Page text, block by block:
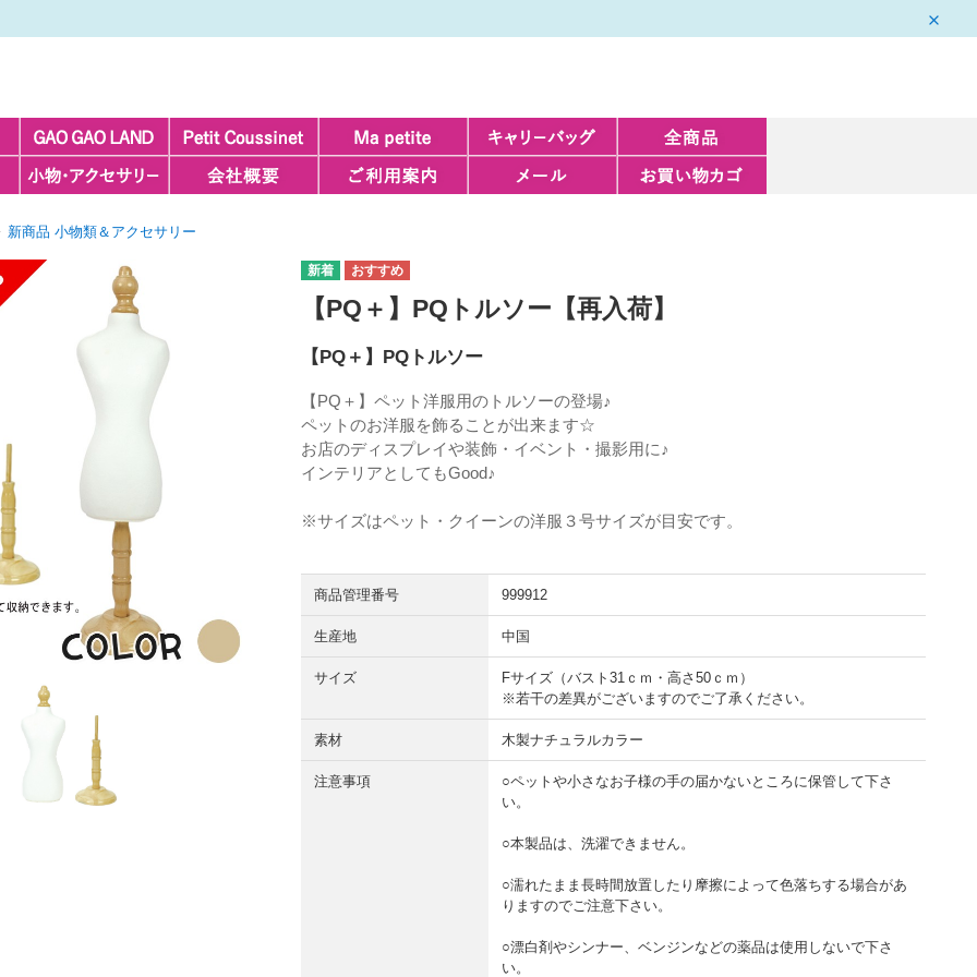
新商品 小物類＆アクセサリー
【PQ＋】PQトルソー【再入荷】
【PQ＋】PQトルソー
【PQ＋】ペット洋服用のトルソーの登場♪
ペットのお洋服を飾ることが出来ます☆
お店のディスプレイや装飾・イベント・撮影用に♪
インテリアとしてもGood♪
※サイズはペット・クイーンの洋服３号サイズが目安です。
商品管理番号 999912
生産地 中国
サイズ
Fサイズ（バスト31ｃｍ・高さ50ｃｍ）
※若干の差異がございますのでご了承ください。
素材 木製ナチュラルカラー
注意事項
○ペットや小さなお子様の手の届かないところに保管して下さ
い。
○本製品は、洗濯できません。
○濡れたまま長時間放置したり摩擦によって色落ちする場合があ
りますのでご注意下さい。
○漂白剤やシンナー、ベンジンなどの薬品は使用しないで下さ
い。